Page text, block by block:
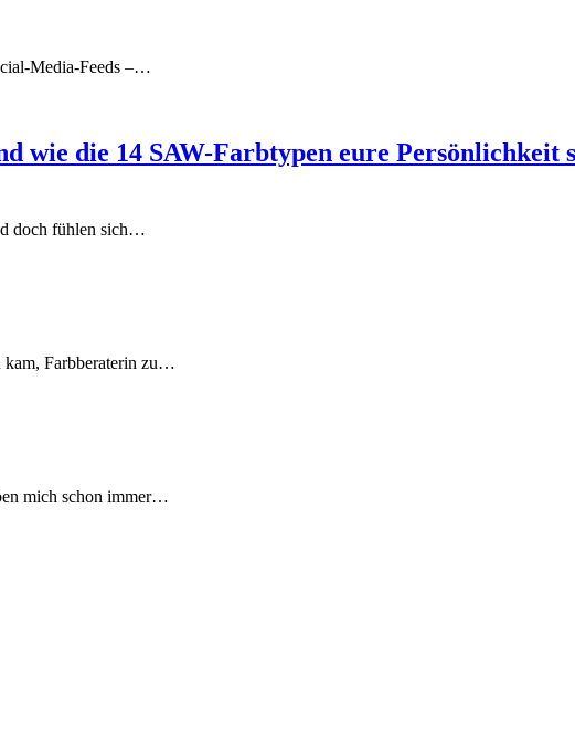
Media-Feeds –…
wie die 14 SAW-Farbtypen eure Persönlichkeit
doch fühlen sich…
kam, Farbberaterin zu…
mich schon immer…